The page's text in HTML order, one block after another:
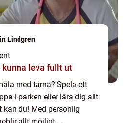
Lindgren
kunna leva fullt ut
med tårna? Spela ett
i parken eller lära dig allt
kan du! Med personlig